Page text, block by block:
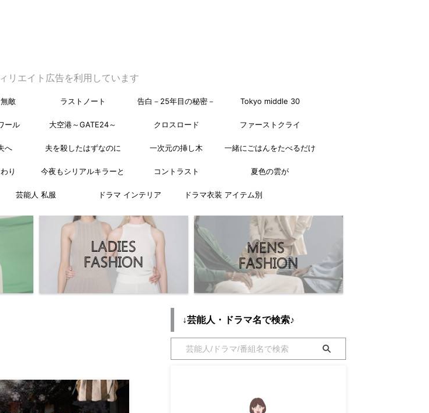
リエイト広告を利用しています
敵 ラストノート 告白－25年目の秘密－ Tokyo middle 30
ール 大空港～GATE24～ クロスロード ファーストクライ
へ 夫を殺したはずなのに 一次元の挿し木 一緒にごはんをたべるだけ
り 今夜もシリアルキラーと コントラスト 夏色の雲が
芸能人 私服 ドラマ インテリア ドラマ衣装 アイテム別
↓芸能人・ドラマ名で検索♪